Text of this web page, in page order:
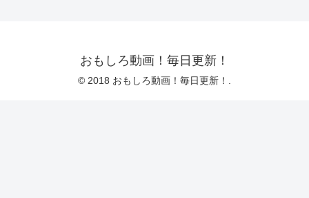
おもしろ動画！毎日更新！
© 2018 おもしろ動画！毎日更新！.